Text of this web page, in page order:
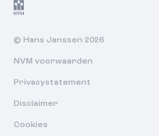
© Hans Janssen 2026
NVM voorwaarden
Privacystatement
Disclaimer
Cookies